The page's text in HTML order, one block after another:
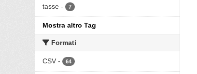
tasse - 7
Mostra altro Tag
Formati
CSV - 64